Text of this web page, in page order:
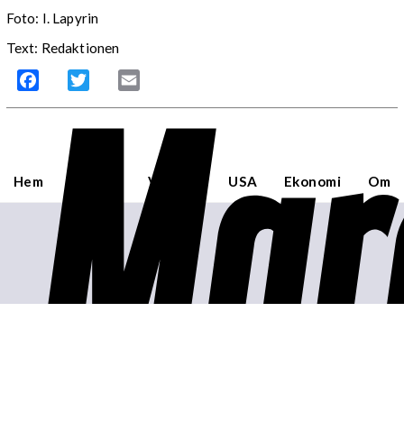
Foto: I. Lapyrin
Text: Redaktionen
Facebook Twitter
Hem Världen USA Ekonomi Om